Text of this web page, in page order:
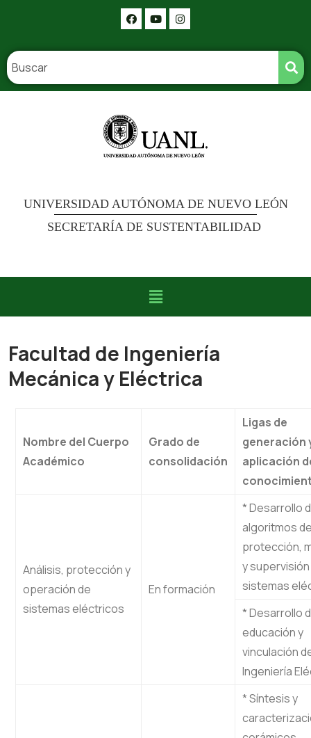
UNIVERSIDAD AUTÓNOMA DE NUEVO LEÓN
SECRETARÍA DE SUSTENTABILIDAD
Facultad de Ingeniería
Mecánica y Eléctrica
Nombre del Cuerpo
Académico
Grado de
consolidación
Ligas de
generación
aplicación
Análisis, protección y
operación de
sistemas eléctricos
En formación
* Desarrollo
algoritmos
protección,
y
sistemas
* Desarrollo
educación y
vinculación
Ingeniería
* Síntesis y